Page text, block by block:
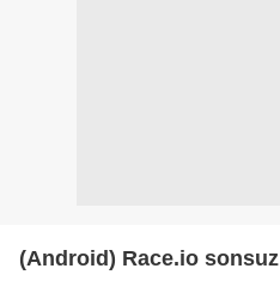
(Android) Race.io